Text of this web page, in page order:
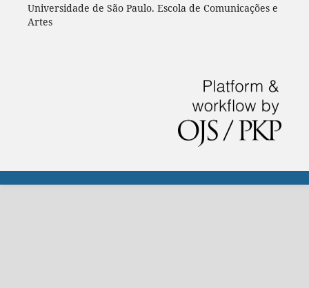
Universidade de São Paulo. Escola de Comunicações e
Artes